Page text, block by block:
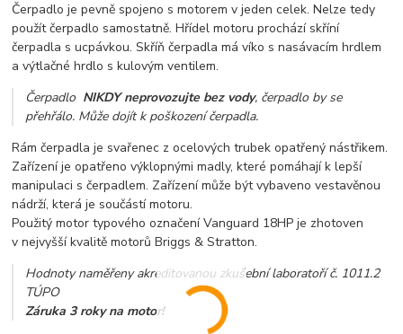
Čerpadlo je pevně spojeno s motorem v jeden celek. Nelze tedy
použít čerpadlo samostatně. Hřídel motoru prochází skříní
čerpadla s ucpávkou. Skříň čerpadla má víko s nasávacím hrdlem
a výtlačné hrdlo s kulovým ventilem.
ČerpadloNIKDY neprovozujte bez vody, čerpadlo by se
přehřálo. Může dojít k poškození čerpadla.
Rám čerpadla je svařenec z ocelových trubek opatřený nástřikem.
Zařízení je opatřeno výklopnými madly, které pomáhají k lepší
manipulaci s čerpadlem. Zařízení může být vybaveno vestavěnou
nádrží, která je součástí motoru.
Použitý motor typového označení Vanguard 18HP je zhotoven
v nejvyšší kvalitě motorů Briggs & Stratton.
Hodnoty naměřeny akreditovanou zkušební laboratoří č. 1011.2
TÚPO
Záruka 3 roky na motor!